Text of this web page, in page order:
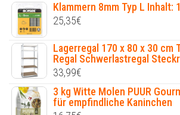
Klammern 8mm Typ L Inhalt:
25,35€
Lagerregal 170 x 80 x 30 cm
Regal Schwerlastregal
33,99€
3 kg Witte Molen PUUR
für empfindliche Kaninchen